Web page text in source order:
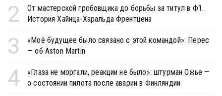
2
От мастерской гробовщика до борьбы за титул в Ф1.
История Хайнца-Харальда Френтцена
3
«Моё будущее было связано с этой командой»: Перес
— об Aston Martin
4
«Глаза не моргали, реакции не было»: штурман Ожье —
о состоянии пилота после аварии в Финляндии